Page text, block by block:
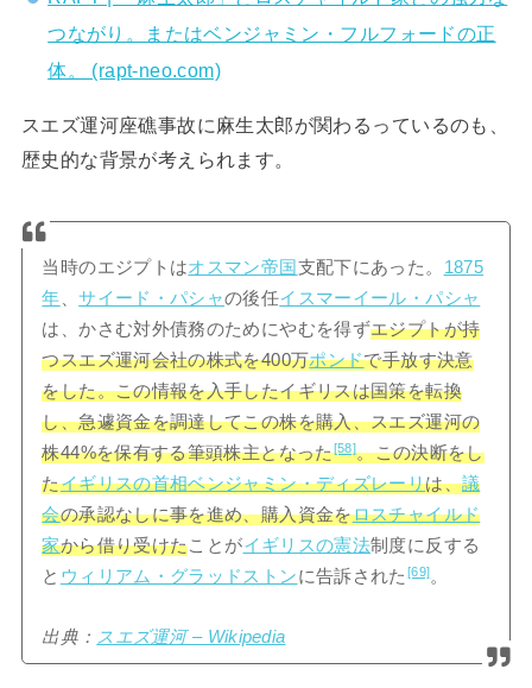
つながり。またはベンジャミン・フルフォードの正
体。 (rapt-neo.com)
スエズ運河座礁事故に麻生太郎が関わるっているのも、
歴史的な背景が考えられます。
当時のエジプトはオスマン帝国 支配下にあった。 1875
年 、サイード・パシャの後任イスマーイール・パシャ
は、かさむ対外債務のためにやむを得ずエジプトが持
つスエズ運河会社の株式を400万ポンドで手放す決意
をした。この情報を入手したイギリスは国策を転換
し、急遽資金を調達してこの株を購入、スエズ運河の
株44%を保有する筆頭株主となった[58]。この決断をし
たイギリスの首相ベンジャミン・ディズレーリは、議
会の承認なしに事を進め、購入資金をロスチャイルド
家から借り受けたことがイギリスの憲法制度に反する
と ウィリアム・グラッドストンに告訴された[69]。
出典： スエズ運河 – Wikipedia